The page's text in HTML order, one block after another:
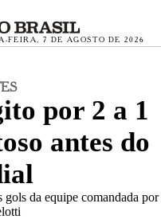
FEIRA, 7 DE AGOSTO DE 2026
por 2 a 1
antes do
da equipe comandada por